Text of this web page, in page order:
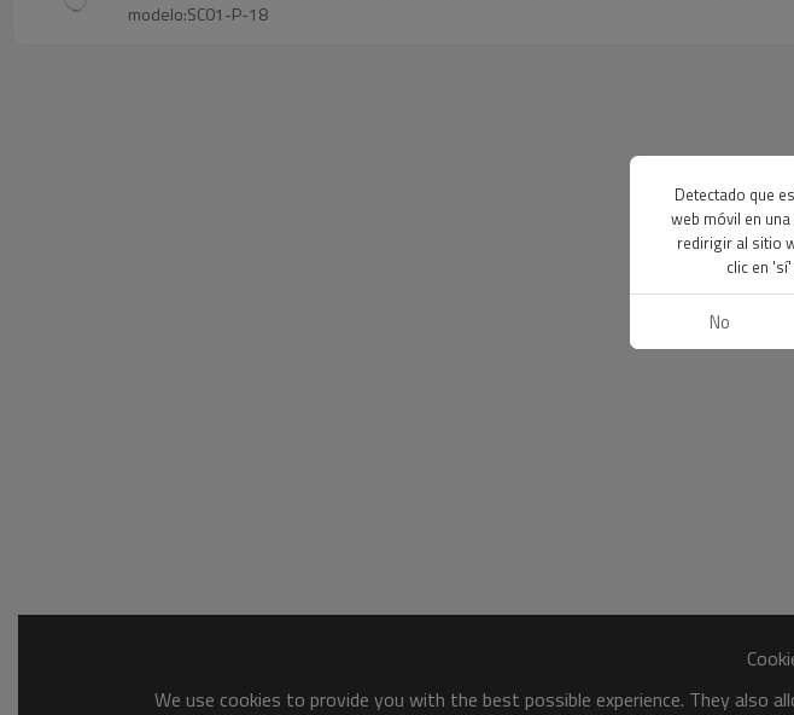
modelo:SC01-P-18
We use cookies to provide you with the best possible experience. They
Detectado que
web móvil en
redirigir al sitio
clic en
No